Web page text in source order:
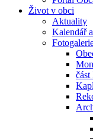
Život v obci
Aktuality
Kalendář